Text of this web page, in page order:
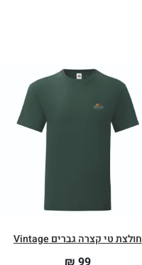
חולצת טי קצרה גברים Vintage